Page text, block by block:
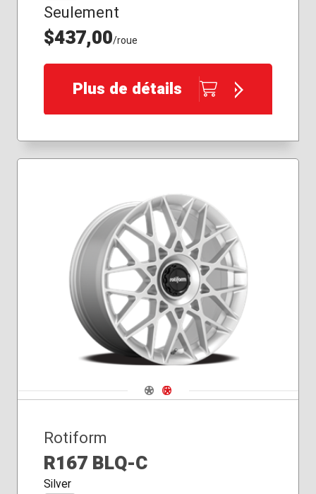
Seulement
$437,00/roue
Plus de détails
Navigate 1
Navigate 2
Rotiform
R167 BLQ-C
Silver